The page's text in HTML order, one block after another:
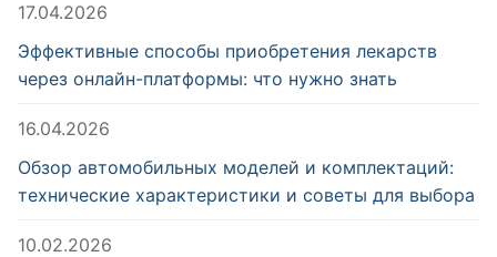
17.04.2026
Эффективные способы приобретения лекарств
через онлайн-платформы: что нужно знать
16.04.2026
Обзор автомобильных моделей и комплектаций:
технические характеристики и советы для выбора
10.02.2026